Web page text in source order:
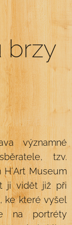
brzy
významné
tzv.
Museum
ji vidět již při
ke které vyšel
na portréty